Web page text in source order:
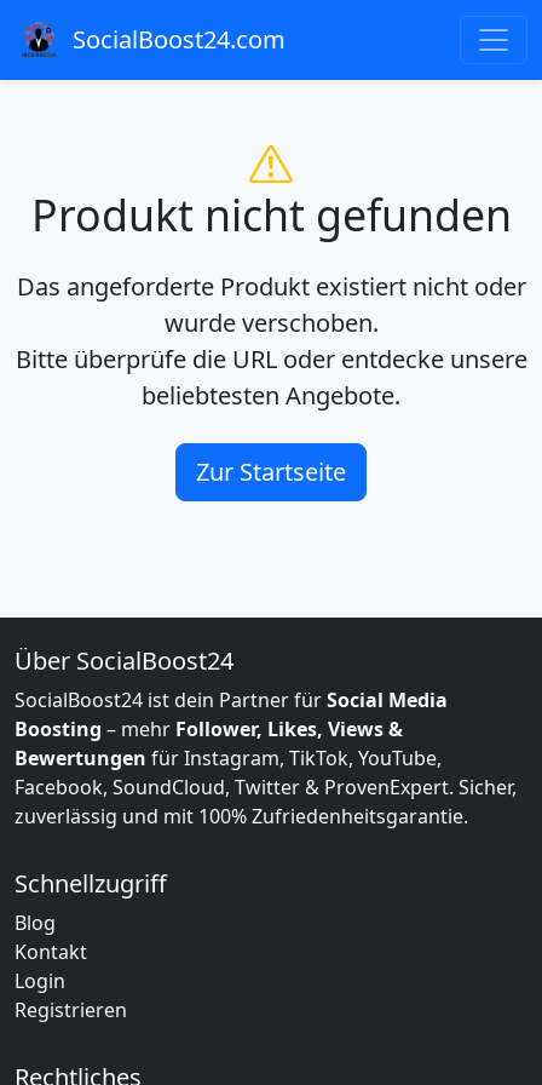
SocialBoost24.com
Produkt nicht gefunden
Das angeforderte Produkt existiert nicht oder
wurde verschoben.
Bitte überprüfe die URL oder entdecke unsere
beliebtesten Angebote.
Zur Startseite
Über SocialBoost24
SocialBoost24 ist dein Partner fürSocial Media
Boosting – mehr Follower, Likes, Views &
Bewertungen für Instagram, TikTok, YouTube,
Facebook, SoundCloud, Twitter & ProvenExpert. Sicher,
zuverlässig und mit 100% Zufriedenheitsgarantie.
Schnellzugriff
Blog
Kontakt
Login
Registrieren
Rechtliches